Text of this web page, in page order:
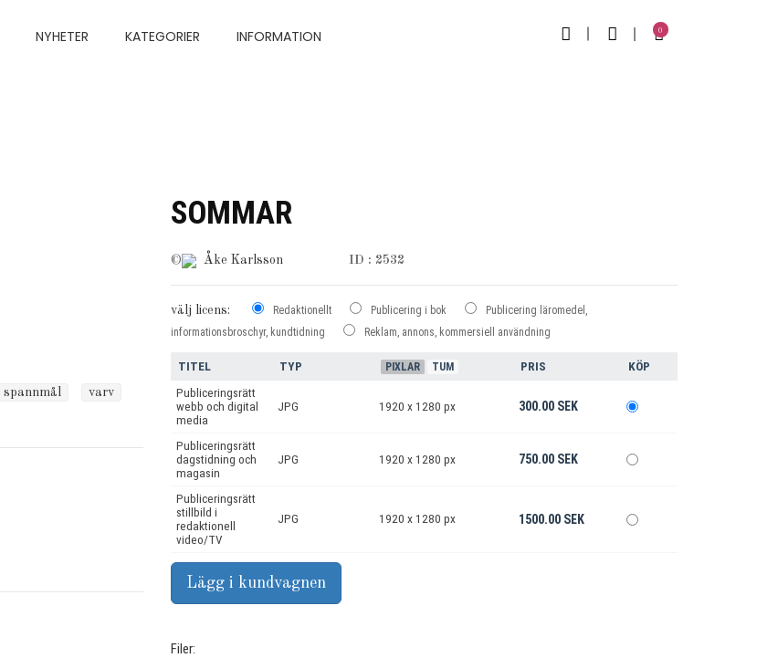
NYHETER KATEGORIER INFORMATION 0
spannmål varv
SOMMAR
© Åke Karlsson ID : 2532
välj licens: Redaktionellt Publicering i bok
Publicering läromedel,
informationsbroschyr, kundtidning
Reklam, annons, kommersiell användning
TITEL TYP PIXLAR TUM PRIS
KÖP
Publiceringsrätt
webb och digital
media
JPG 1920 x 1280 px 300.00 SEK
Publiceringsrätt
dagstidning och
magasin
JPG 1920 x 1280 px 750.00 SEK
Publiceringsrätt
stillbild i
redaktionell
video/TV
JPG 1920 x 1280 px 1500.00 SEK
Filer: